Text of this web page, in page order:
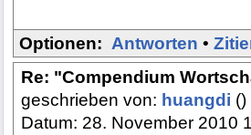
Optionen: Antworten •
Re: "Compendium
geschrieben von: huangdi ()
Datum: 28. November 2010